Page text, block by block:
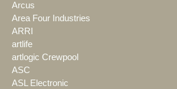
Arcus
Area Four Industries
ARRI
artlife
artlogic Crewpool
ASC
ASL Electronic